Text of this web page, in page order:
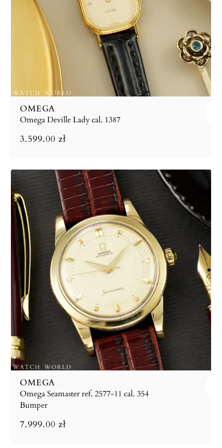
OMEGA
Omega Deville Lady cal. 1387
3.599.00 zł
OMEGA
Omega Seamaster ref. 2577-11 cal. 354
Bumper
7.999.00 zł